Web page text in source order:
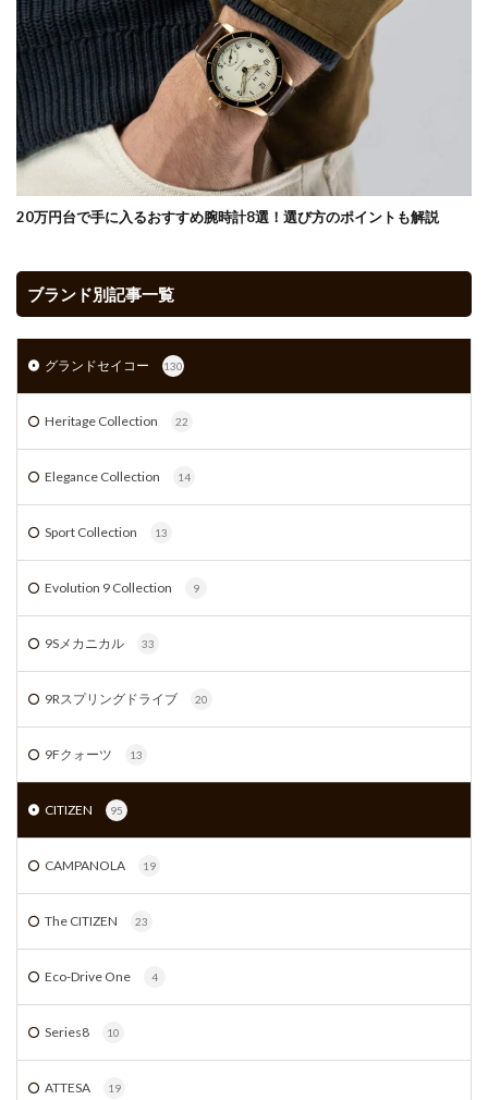
20万円台で手に入るおすすめ腕時計8選！選び方のポイントも解説
ブランド別記事一覧
グランドセイコー 130
Heritage Collection 22
Elegance Collection 14
Sport Collection 13
Evolution 9 Collection 9
9Sメカニカル 33
9Rスプリングドライブ 20
9Fクォーツ 13
CITIZEN 95
CAMPANOLA 19
The CITIZEN 23
Eco-Drive One 4
Series8 10
ATTESA 19